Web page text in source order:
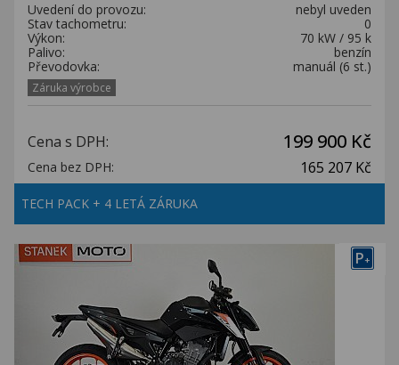
Uvedení do provozu:
nebyl uveden
Stav tachometru:
0
Výkon:
70 kW / 95 k
Palivo:
benzín
Převodovka:
manuál (6 st.)
Záruka výrobce
Cena s DPH: 199 900 Kč
Cena bez DPH: 165 207 Kč
TECH PACK + 4 LETÁ ZÁRUKA
P+